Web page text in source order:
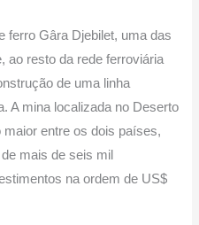
ferro Gâra Djebilet, uma das
ao resto da rede ferroviária
de uma linha
A mina localizada no Deserto
entre os dois países,
mais de seis mil
na ordem de US$